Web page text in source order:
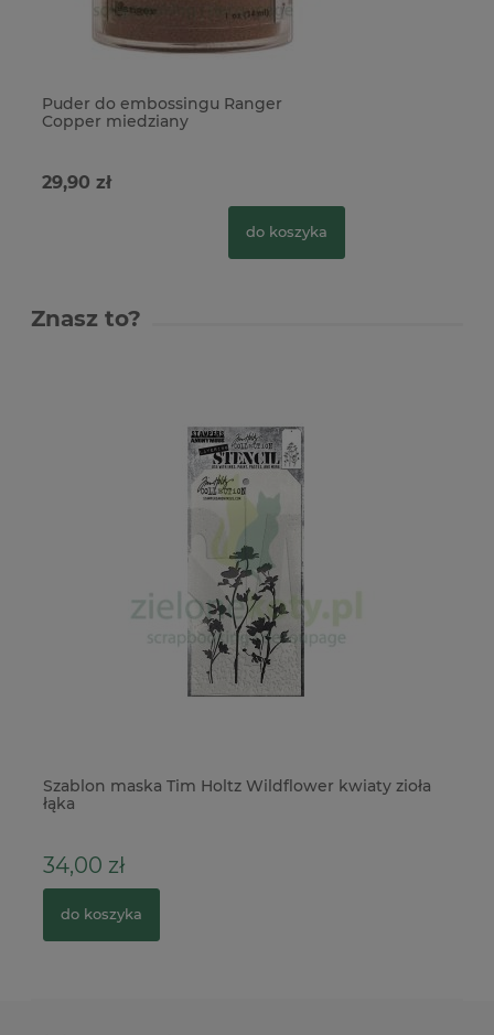
Puder do embossingu Ranger
Copper miedziany
29,90 zł
do koszyka
Znasz to?
Szablon maska Tim Holtz Wildflower kwiaty zioła
łąka
34,00 zł
do koszyka